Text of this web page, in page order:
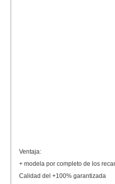
Ventaja:
+ modela por completo de los
Calidad del +100% garantizada